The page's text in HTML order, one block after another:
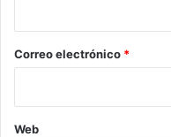
*
Correo electrónico *
Web